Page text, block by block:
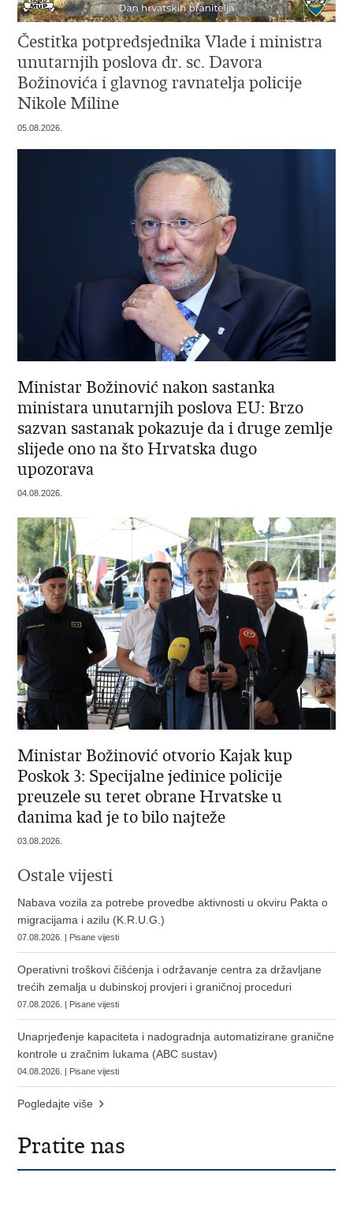
Čestitka potpredsjednika Vlade i ministra
unutarnjih poslova dr. sc. Davora
Božinovića i glavnog ravnatelja policije
Nikole Miline
05.08.2026.
Ministar Božinović nakon sastanka
ministara unutarnjih poslova EU: Brzo
sazvan sastanak pokazuje da i druge zemlje
slijede ono na što Hrvatska dugo
upozorava
04.08.2026.
Ministar Božinović otvorio Kajak kup
Poskok 3: Specijalne jedinice policije
preuzele su teret obrane Hrvatske u
danima kad je to bilo najteže
03.08.2026.
Ostale vijesti
Nabava vozila za potrebe provedbe aktivnosti u okviru Pakta o
migracijama i azilu (K.R.U.G.)
07.08.2026. | Pisane vijesti
Operativni troškovi čišćenja i održavanje centra za državljane
trećih zemalja u dubinskoj provjeri i graničnoj proceduri
07.08.2026. | Pisane vijesti
Unaprjeđenje kapaciteta i nadogradnja automatizirane granične
kontrole u zračnim lukama (ABC sustav)
04.08.2026. | Pisane vijesti
Pogledajte više
Pratite nas